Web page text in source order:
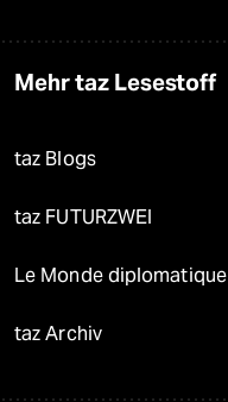
Mehr taz Lesestoff
taz Blogs
taz FUTURZWEI
Le Monde diplomatique
taz Archiv